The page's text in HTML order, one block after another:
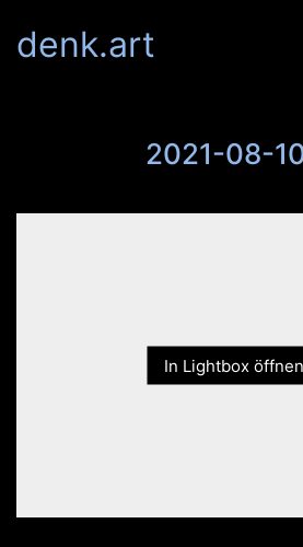
denk.art
2021-08-
In Lightbox öffnen